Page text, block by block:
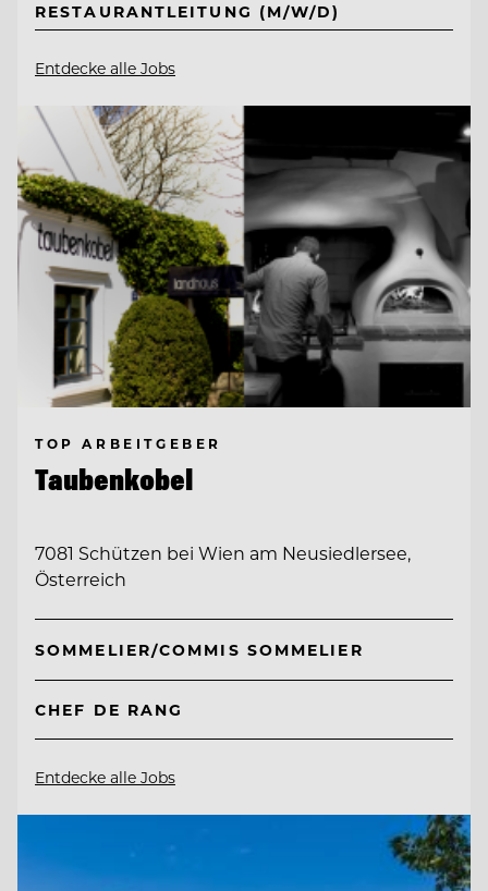
RESTAURANTLEITUNG (M/W/D)
Entdecke alle Jobs
TOP ARBEITGEBER
Taubenkobel
7081 Schützen bei Wien am Neusiedlersee,
Österreich
SOMMELIER/COMMIS SOMMELIER
CHEF DE RANG
Entdecke alle Jobs